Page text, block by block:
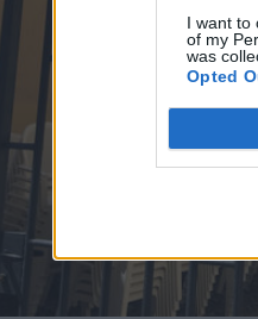
I want to
of my
was
Opted